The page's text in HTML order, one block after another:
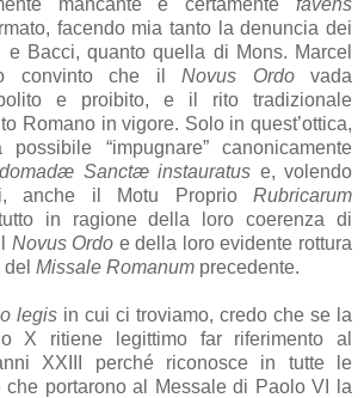
facendo mia tanto la denuncia dei
e Bacci, quanto quella di Mons. Marcel
convinto che il Novus Ordovada
e proibito, e il rito tradizionale
Romano in vigore. Solo in quest’ottica,
“impugnare” canonicamente
Sanctæ instauratus e, volendo
anche il Motu Proprio Rubricarum
in ragione della loro coerenza di
Novus Ordo e della loro evidente rottura
Missale Romanum precedente.
legis in cui ci troviamo, credo che se la
X ritiene legittimo far riferimento al
XXIII perché riconosce in tutte le
che portarono al Messale di Paolo VI la